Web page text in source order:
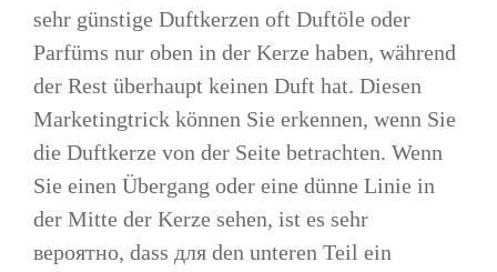
sehr günstige Duftkerzen oft Duftöle oder
Parfüms nur oben in der Kerze haben, während
der Rest überhaupt keinen Duft hat. Diesen
Marketingtrick können Sie erkennen, wenn Sie
die Duftkerze von der Seite betrachten. Wenn
Sie einen Übergang oder eine dünne Linie in
der Mitte der Kerze sehen, ist es sehr
вероятно, dass для den unteren Teil ein